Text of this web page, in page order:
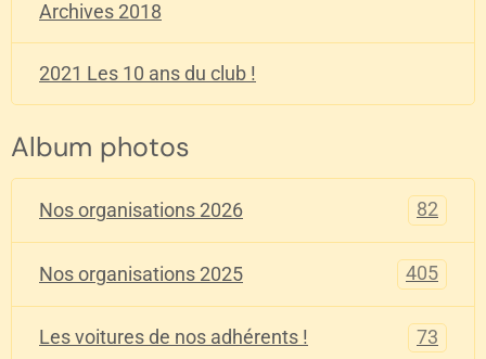
Archives 2018
2021 Les 10 ans du club !
Album photos
Nos organisations 2026 82
Nos organisations 2025 405
Les voitures de nos adhérents ! 73